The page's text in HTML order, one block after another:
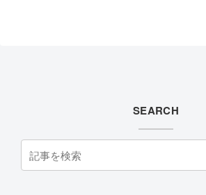
SEARCH